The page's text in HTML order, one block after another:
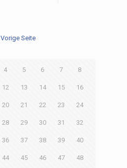
Vorige Seite
4 5 6 7 8
12 13 14 15 16
20 21 22 23 24
28 29 30 31 32
36 37 38 39 40
44 45 46 47 48